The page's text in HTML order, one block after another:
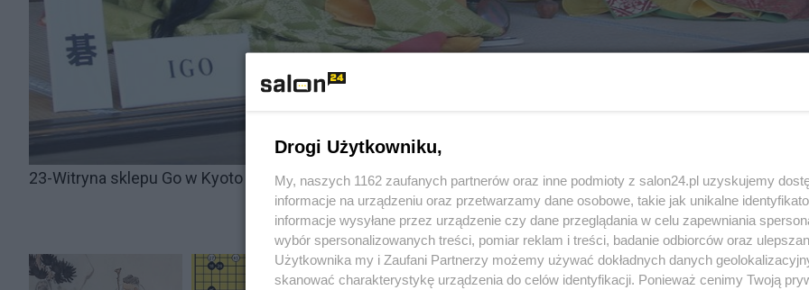
23-Witryna sklepu Go w Kyoto
POPRZEDNIE 22 z 23
Drogi Użytkowniku,
My, naszych 1162 zaufanych partnerów oraz inne podmioty z salon24.pl uzyskujemy
informacje na urządzeniu oraz przetwarzamy dane osobowe, takie jak unikalne
informacje wysyłane przez urządzenie czy dane przeglądania w celu zapewniania
wybór spersonalizowanych treści, pomiar reklam i treści, badanie odbiorców oraz
Użytkownika my i Zaufani Partnerzy możemy używać dokładnych danych
skanować charakterystykę urządzenia do celów identyfikacji. Ponieważ cenimy Twoją